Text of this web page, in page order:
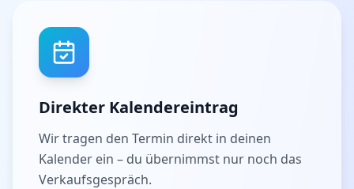
Direkter Kalendereintrag
Wir tragen den Termin direkt in deinen
Kalender ein – du übernimmst nur noch das
Verkaufsgespräch.